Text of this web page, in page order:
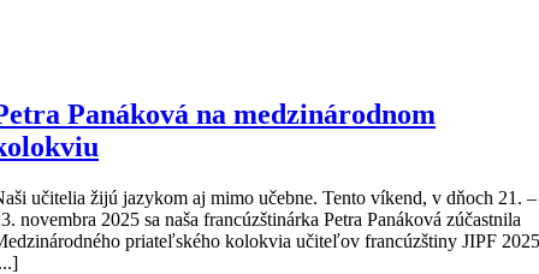
Panáková na medzinárodnom
učitelia žijú jazykom aj mimo učebne. Tento víkend, v dňoch 21. –
novembra 2025 sa naša francúzštinárka Petra Panáková zúčastnila
priateľského kolokvia učiteľov francúzštiny JIPF 2025